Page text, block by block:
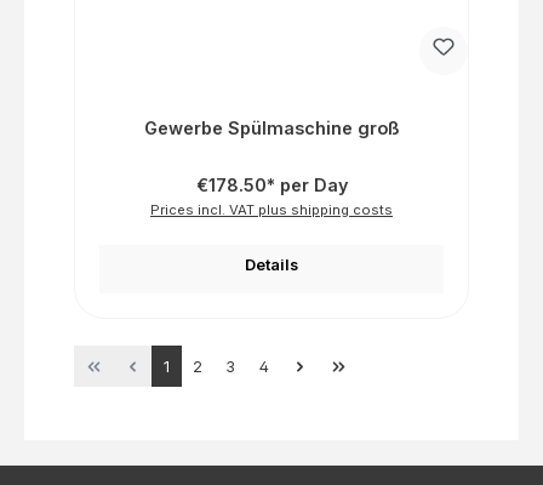
Gewerbe Spülmaschine groß
€178.50* per Day
Prices incl. VAT plus shipping costs
Details
Page
1 Page
2 Page
3 Page
4